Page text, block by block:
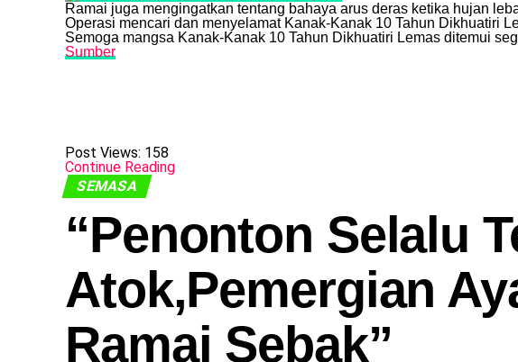
Ramai juga mengingatkan tentang bahaya arus deras ketika hujan
Operasi mencari dan menyelamat Kanak-Kanak 10 Tahun Dikhuatiri
Semoga mangsa Kanak-Kanak 10 Tahun Dikhuatiri Lemas ditemui
Sumber
Post Views: 158
Continue Reading
SEMASA
“Penonton Selalu
Atok,Pemergian
Ramai Sebak”